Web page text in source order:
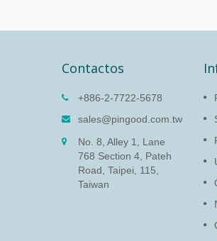
Contactos
+886-2-7722-5678
sales@pingood.com.tw
No. 8, Alley 1, Lane
768 Section 4, Pateh
Road, Taipei, 115,
Taiwan
(PG-13)
rotativo
la
el cierre
Leer Más